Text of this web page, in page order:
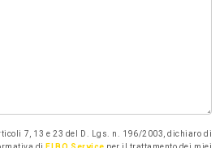
7, 13 e 23 del D. Lgs. n. 196/2003, dichiaro di